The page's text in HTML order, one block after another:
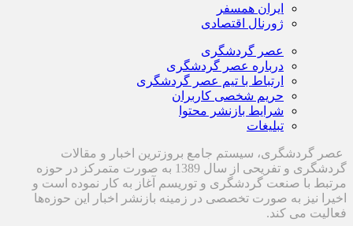
ایران همسفر
ژورنال اقتصادی
عصر گردشگری
درباره عصر گردشگری
ارتباط با تیم عصر گردشگری
حریم شخصی کاربران
شرایط بازنشر محتوا
تبلیغات
عصر گردشگری، سیستم جامع بروزترین اخبار و مقالات
گردشگری و تفریحی از سال 1389 به صورت متمرکز در حوزه
مرتبط با صنعت گردشگری و توریسم آغاز به کار نموده است و
اخیرا نیز به صورت تخصصی در زمینه بازنشر اخبار این حوزه‌ها
فعالیت می کند.